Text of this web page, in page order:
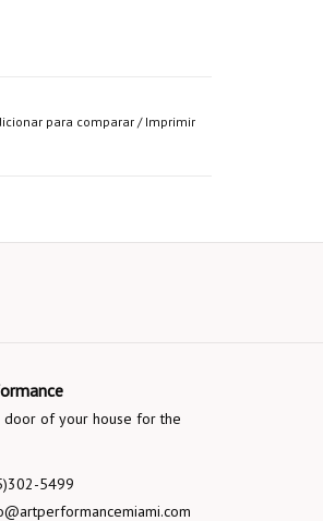
para comparar / Imprimir
door of your house for the
5499